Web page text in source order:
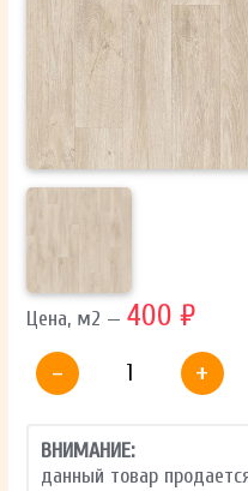
Цена, м2 — 400 ₽
-
+
ВНИМАНИЕ:
данный товар